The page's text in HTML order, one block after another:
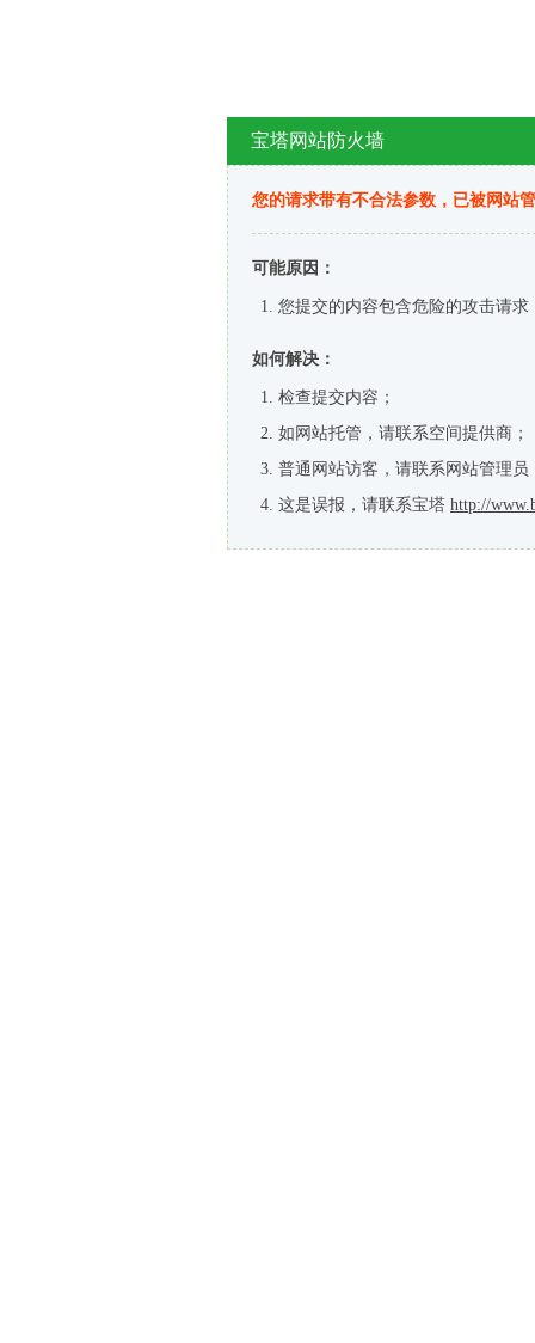
宝塔网站防火墙
您的请求带有不合法参数，已被网站
可能原因：
您提交的内容包含危险的攻击请求
如何解决：
检查提交内容；
如网站托管，请联系空间提供商；
普通网站访客，请联系网站管理员
这是误报，请联系宝塔 http://